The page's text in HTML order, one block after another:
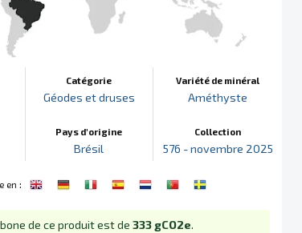
Catégorie
Géodes et druses
Pays d'origine
Brésil
Variété de minéral
Améthyste
Collection
576 - novembre 2025
en :
de ce produit est de 333 gCO2e.